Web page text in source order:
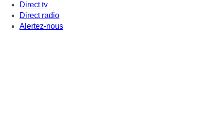
Direct tv
Direct radio
Alertez-nous